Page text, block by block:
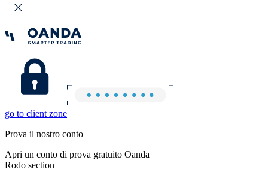
go to client zone
Prova il nostro conto
Apri un conto di prova gratuito Oanda
Rodo section